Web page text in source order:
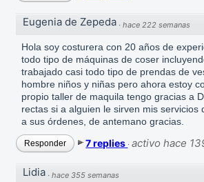
Eugenia de Zepeda ·hace 222 semanas
Hola soy costurera con 20 años de
todo tipo de máquinas de coser
trabajado casi todo tipo de prendas de
hombre niños y niñas pero ahora estoy
propio taller de maquila tengo gracias a
rectas si a alguien le sirven mis servicios
a sus órdenes, de antemano gracias.
Responder 7 replies ·activo hace
Lidia ·hace 355 semanas